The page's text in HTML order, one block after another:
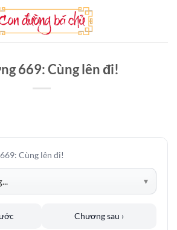
669: Cùng lên đi!
Cùng lên đi!
Chương sau ›